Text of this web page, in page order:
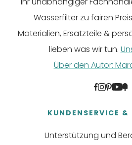
Wasserfilter zu fairen
Materialien, Ersatzteile &
lieben was wir tun.
Über den Autor:
KUNDENSERVICE
Unterstützung und